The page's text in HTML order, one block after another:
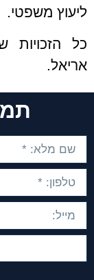
ליעוץ משפטי.
כל הזכויות
אריאל.